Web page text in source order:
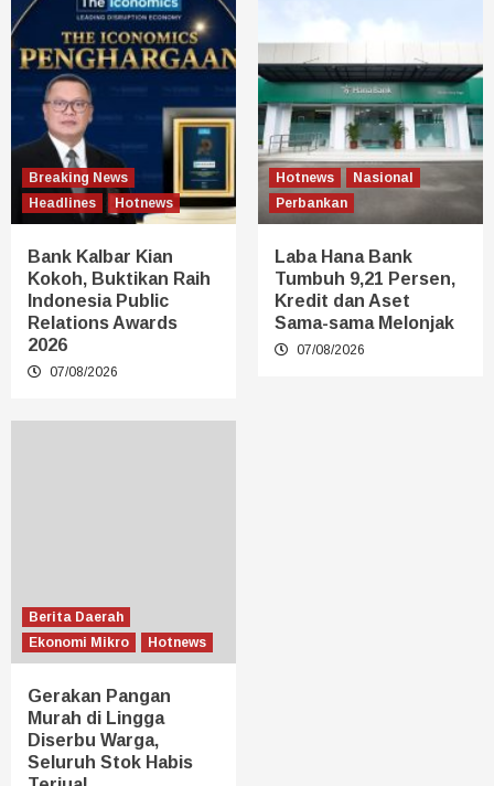
Breaking News
Headlines
Hotnews
Bank Kalbar Kian
Kokoh, Buktikan Raih
Indonesia Public
Relations Awards
2026
07/08/2026
Hotnews
Nasional
Perbankan
Laba Hana Bank
Tumbuh 9,21 Persen,
Kredit dan Aset
Sama-sama Melonjak
07/08/2026
Berita Daerah
Ekonomi Mikro
Hotnews
Gerakan Pangan
Murah di Lingga
Diserbu Warga,
Seluruh Stok Habis